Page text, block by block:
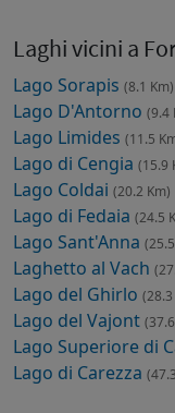
Laghi vicini a
Lago Sorapis (8.1 Km)
Lago D'Antorno (9.4
Lago Limides (11.5
Lago di Cengia (15.9
Lago Coldai (20.2 Km)
Lago di Fedaia (24.5
Lago Sant'Anna
Laghetto al Vach
Lago del Ghirlo
Lago del Vajont
Lago Superiore di
Lago di Carezza